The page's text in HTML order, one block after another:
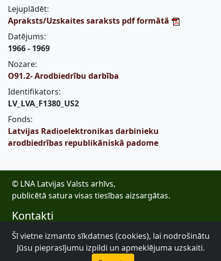
Lejuplādēt:
Apraksts/Uzskaites saraksts pdf formātā
Datējums:
1966 - 1969
Nozare:
O91.2- Arodbiedrību darbība
Identifikators:
LV_LVA_F1380_US2
Fonds:
Latvijas Radioelektronikas darbinieku
arodbiedrības republikāniskā padome
© LNA Latvijas Valsts arhīvs,
publicētā satura visas tiesības aizsargātas.
Kontakti
E-pasts: lva@arhivi.gov.lv
Tālrunis: +371 20027447
Bezdelīgu 1A, Rīga
Šī vietne izmanto sīkdatnes (cookies), lai nodrošinātu
Jūsu pieprasījumu izpildi un apmeklējuma uzskaiti.